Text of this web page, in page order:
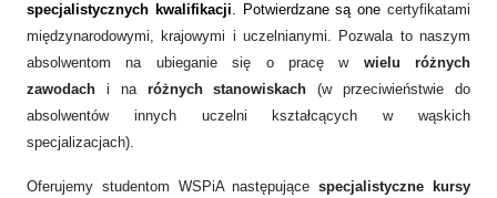
specjalistycznych kwalifikacji. Potwierdzane są onecertyfikatami
międzynarodowymi, krajowymi i uczelnianymi. Pozwala to naszym
absolwentom na ubieganie się o pracę w wielu różnych
zawodach i na różnych stanowiskach (w przeciwieństwie do
absolwentów innych uczelni kształcących w wąskich
specjalizacjach).
Oferujemy studentom WSPiA następującespecjalistyczne kursy